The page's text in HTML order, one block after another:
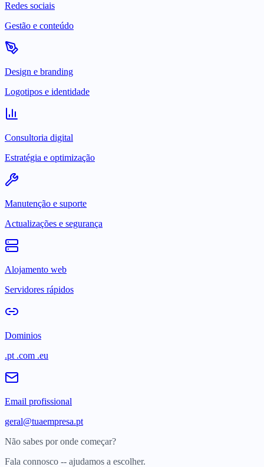
Redes sociais
Gestão e conteúdo
Design e branding
Logotipos e identidade
Consultoria digital
Estratégia e optimização
Manutenção e suporte
Actualizações e segurança
Alojamento web
Servidores rápidos
Dominios
.pt .com .eu
Email profissional
geral@tuaempresa.pt
Não sabes por onde começar?
Fala connosco -- ajudamos a escolher.